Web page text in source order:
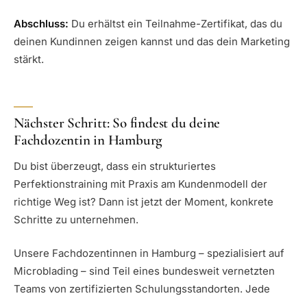
Abschluss: Du erhältst ein Teilnahme-Zertifikat, das du
deinen Kundinnen zeigen kannst und das dein Marketing
stärkt.
Nächster Schritt: So findest du deine
Fachdozentin in Hamburg
Du bist überzeugt, dass ein strukturiertes
Perfektionstraining mit Praxis am Kundenmodell der
richtige Weg ist? Dann ist jetzt der Moment, konkrete
Schritte zu unternehmen.
Unsere Fachdozentinnen in Hamburg – spezialisiert auf
Microblading – sind Teil eines bundesweit vernetzten
Teams von zertifizierten Schulungsstandorten. Jede